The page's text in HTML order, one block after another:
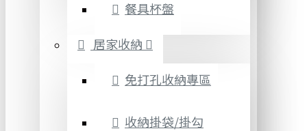
餐具杯盤
居家收納
免打孔收納專區
收納掛袋/掛勾